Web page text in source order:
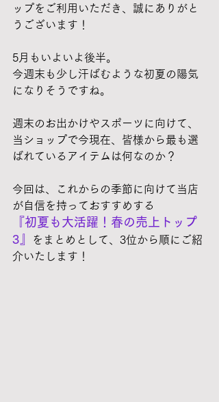
ップをご利用いただき、誠にありがと
うございます！
5月もいよいよ後半。
今週末も少し汗ばむような初夏の陽気
になりそうですね。
週末のお出かけやスポーツに向けて、
当ショップで今現在、皆様から最も選
ばれているアイテムは何なのか？
今回は、これからの季節に向けて当店
が自信を持っておすすめする
『初夏も大活躍！春の売上トップ
3』
をまとめとして、3位から順にご紹
介いたします！